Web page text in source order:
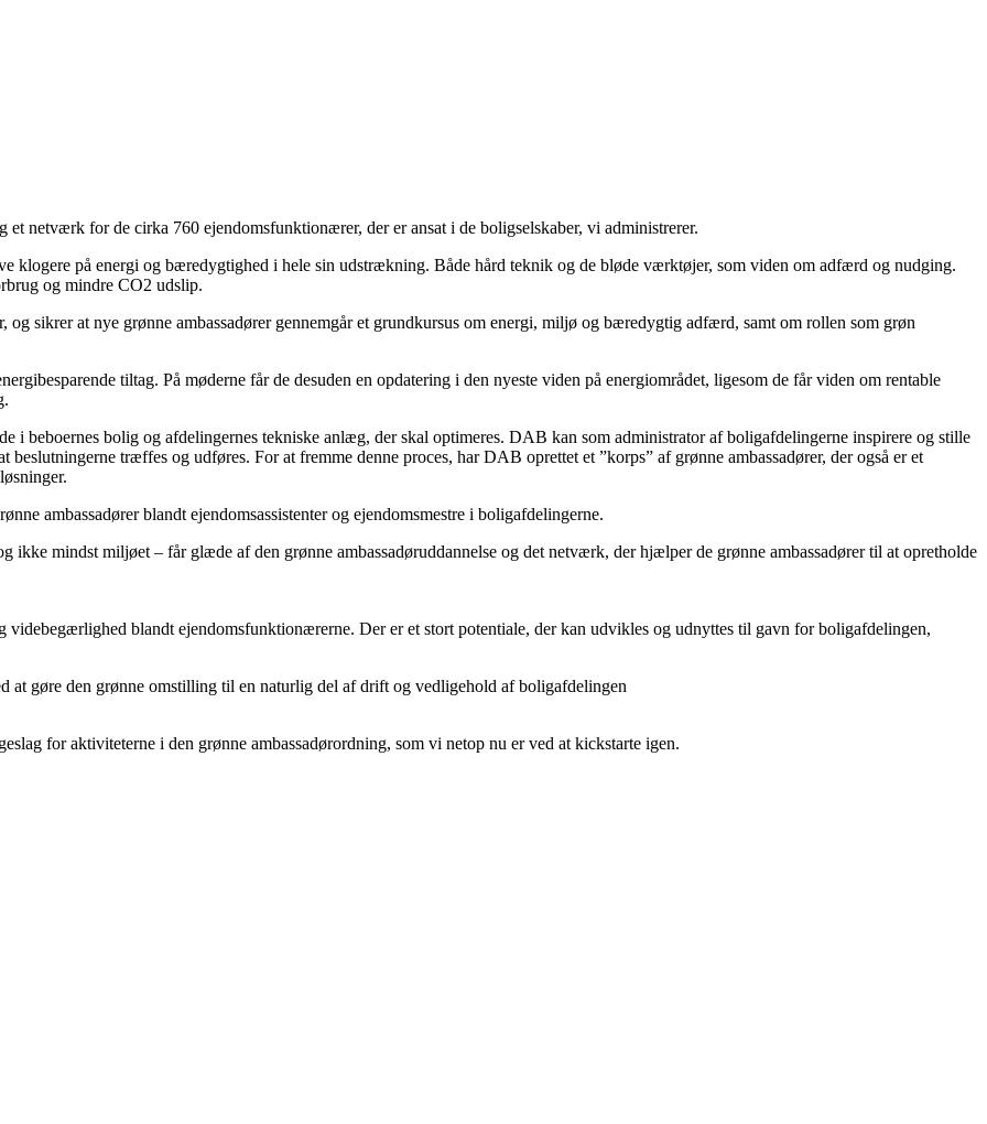
netværk for de cirka 760 ejendomsfunktionærer, der er ansat i de boligselskaber, vi administrerer.
klogere på energi og bæredygtighed i hele sin udstrækning. Både hård teknik og de bløde værktøjer, som viden om adfærd og nudging.
og mindre CO2 udslip.
sikrer at nye grønne ambassadører gennemgår et grundkursus om energi, miljø og bæredygtig adfærd, samt om rollen som grøn
tiltag. På møderne får de desuden en opdatering i den nyeste viden på energiområdet, ligesom de får viden om rentable
i beboernes bolig og afdelingernes tekniske anlæg, der skal optimeres. DAB kan som administrator af boligafdelingerne inspirere og stille
træffes og udføres. For at fremme denne proces, har DAB oprettet et ”korps” af grønne ambassadører, der også er et
ambassadører blandt ejendomsassistenter og ejendomsmestre i boligafdelingerne.
ikke mindst miljøet – får glæde af den grønne ambassadøruddannelse og det netværk, der hjælper de grønne ambassadører til at opretholde
videbegærlighed blandt ejendomsfunktionærerne. Der er et stort potentiale, der kan udvikles og udnyttes til gavn for boligafdelingen,
at gøre den grønne omstilling til en naturlig del af drift og vedligehold af boligafdelingen
for aktiviteterne i den grønne ambassadørordning, som vi netop nu er ved at kickstarte igen.